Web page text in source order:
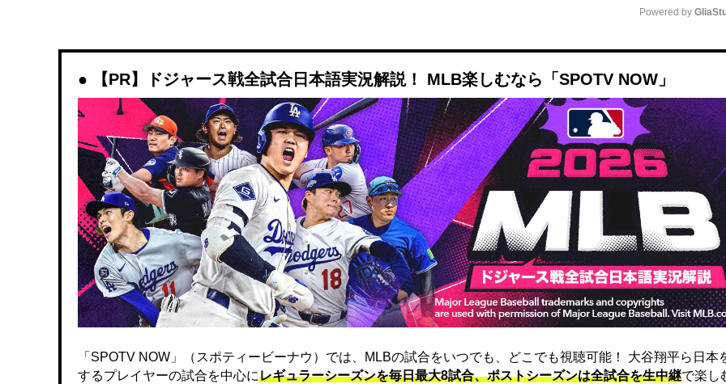
Powered by
【PR】ドジャース戦全試合日本語実況解説！ MLB楽しむなら「SPOTV NOW」
「SPOTV NOW」（スポティービーナウ）では、MLBの試合をいつでも、どこでも視聴可能！ 大谷翔平ら日本
するプレイヤーの試合を中心にレギュラーシーズンを毎日最大8試合、ポストシーズンは全試合を生中継で楽し